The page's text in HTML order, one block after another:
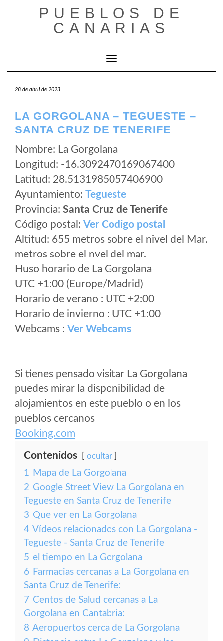
PUEBLOS DE
CANARIAS
Cambiar modo de navegación
28 de abril de 2023
LA GORGOLANA – TEGUESTE –
SANTA CRUZ DE TENERIFE
Nombre: La Gorgolana
Longitud: -16.3092470169067400
Latitud: 28.5131985057406900
Ayuntamiento: Tegueste
Provincia: Santa Cruz de Tenerife
Código postal: Ver Codigo postal
Altitud: 655 metros sobre el nivel del Mar.
metros sobre el nvel del mar.
Huso horario de La Gorgolana
UTC +1:00 (Europe/Madrid)
Horario de verano : UTC +2:00
Horario de invierno : UTC +1:00
Webcams : Ver Webcams
Si tienes pensado visitar La Gorgolana
puedes mirar la disponibilidad de
alojamientos en este pueblo o en los
pueblos cercanos
Booking.com
Contenidos ocultar
1 Mapa de La Gorgolana
2 Google Street View La Gorgolana en
Tegueste en Santa Cruz de Tenerife
3 Que ver en La Gorgolana
4 Vídeos relacionados con La Gorgolana -
Tegueste - Santa Cruz de Tenerife
5 el tiempo en La Gorgolana
6 Farmacias cercanas a La Gorgolana en
Santa Cruz de Tenerife:
7 Centos de Salud cercanas a La
Gorgolana en Cantabria:
8 Aeropuertos cerca de La Gorgolana